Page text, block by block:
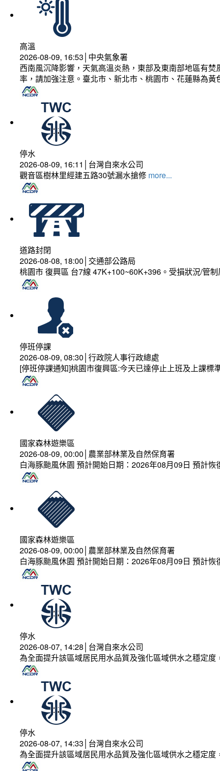
高溫
2026-08-09, 16:53│中央氣象署
西南風沉降影響，天氣高溫炎熱，東部及東南部地區有
率，請加強注意。臺北市、新北市、桃園市、花蓮縣為
停水
2026-08-09, 16:11│台灣自來水公司
觀音區樹林里經建五路30號漏水搶修 more...
道路封閉
2026-08-08, 18:00│交通部公路局
桃園市 復興區 台7線 47K+100~60K+396。受損狀況/管
停班停課
2026-08-09, 08:30│行政院人事行政總處
[停班停課通知]桃園市復興區:今天已達停止上班及上課
國家森林遊樂區
2026-08-09, 00:00│農業部林業及自然保育署
白海豚颱風休園 預計開始日期：2026年08月09日 預計
國家森林遊樂區
2026-08-09, 00:00│農業部林業及自然保育署
白海豚颱風休園 預計開始日期：2026年08月09日 預計
停水
2026-08-07, 14:28│台灣自來水公司
為全面提升該區域居民用水品質及強化區域供水之穩定
停水
2026-08-07, 14:33│台灣自來水公司
為全面提升該區域居民用水品質及強化區域供水之穩定